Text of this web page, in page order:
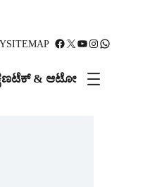
SITEMAP Facebook X YouTube Instagram WhatsApp
ಟೆಕ್ & ಆಟೋ